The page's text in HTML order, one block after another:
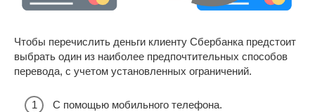
Чтобы перечислить деньги клиенту Сбербанка предстоит
выбрать один из наиболее предпочтительных способов
перевода, с учетом установленных ограничений.
С помощью мобильного телефона.